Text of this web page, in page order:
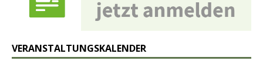
VERANSTALTUNGSKALENDER